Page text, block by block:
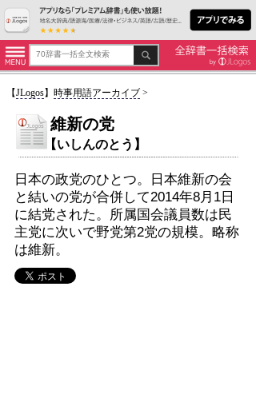
【JLogos】 時事用語アーカイブ>
維新の党
【いしんのとう】
日本の政党のひとつ。日本維新の会
と結いの党が合併して2014年8月1日
に結党された。所属国会議員数は民
主党に次いで野党第2党の規模。略称
は維新。